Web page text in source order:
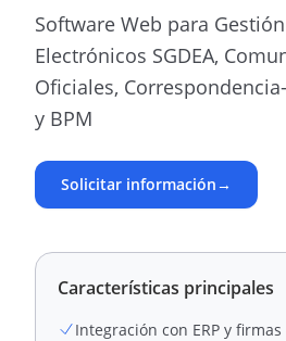
Software Web para
Electrónicos SGDEA,
Oficiales, Correspondencia-
y BPM
Solicitar información→
Características principales
Integración con ERP y